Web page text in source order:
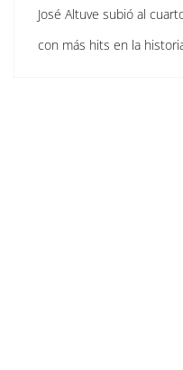
José Altuve subió al
con más hits en la